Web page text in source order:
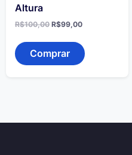
Altura
R$100,00 O
original
era:
R$100,00.
R$99,00O
é:
R$99,00.
Comprar